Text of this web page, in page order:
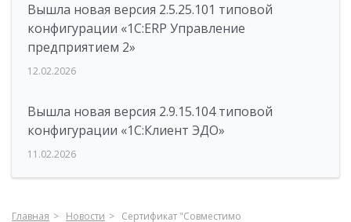
Вышла новая версия 2.5.25.101 типовой
конфигурации «1С:ERP Управление
предприятием 2»
12.02.2026
Вышла новая версия 2.9.15.104 типовой
конфигурации «1С:Клиент ЭДО»
11.02.2026
Главная Новости Сертификат "Совместимо